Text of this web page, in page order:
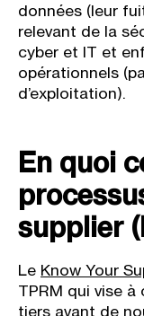
données (leur
relevant de la
cyber et IT et
opérationnels
d’exploitation).
En quoi
supplier
Le Know Your
TPRM qui vise
tiers avant de